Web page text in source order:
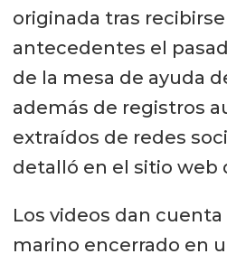
originada tras
antecedentes el
de la mesa de ayuda
además de registros
extraídos de redes
detalló en el sitio web
Los videos dan
marino encerrado en